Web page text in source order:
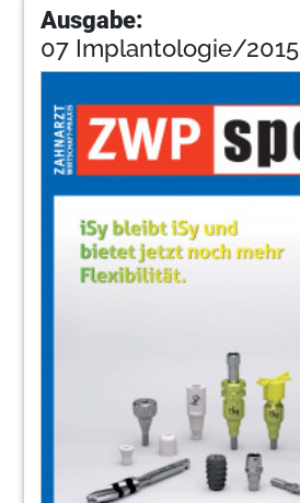
Ausgabe:
07 Implantologie/2015